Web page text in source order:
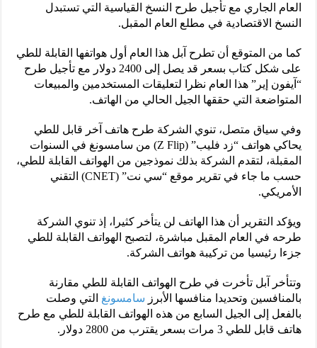
العام الجاري مع تأجيل طرح النسخ القياسية التي تستبدل
النسخ الاقتصادية في مطلع العام المقبل.
كما من المتوقع أن تطرح آبل هذا العام أول هواتفها القابلة للطي
على شكل كتاب بسعر قد يصل إلى 2400 دولار مع تأجيل طرح
“آيفون إير” هذا العام نظرا لتعليقات المستخدمين والمبيعات
المتواضعة التي حققها الجيل الحالي من الهاتف.
وفي سياق متصل، تنوي الشركة طرح هاتف آخر قابل للطي
يحاكي هواتف “زد فليب” (Z Flip) من سامسونغ في السنوات
المقبلة، لتقدم الشركة بذلك نموذجين من الهواتف القابلة للطي،
حسب ما جاء في تقرير موقع “سي نت” (CNET) التقني
الأمريكي.
ويؤكد التقرير أن هذا الهاتف لن يتأخر كثيرا، إذ تنوي الشركة
طرحه في العام المقبل مباشرة، لتصبح الهواتف القابلة للطي
جزءا رئيسيا من تركيبة هواتف الشركة.
وتتأخر آبل تأخرت في طرح الهواتف القابلة للطي مقارنة
بالمنافسين وتحديدا منافسها الأبرز سامسونغ التي وصلت
بالفعل إلى الجيل السابع من هذه الهواتف القابلة للطي مع طرح
هاتف قابل للطي 3 مرات بسعر يقترب من 2800 دولار.